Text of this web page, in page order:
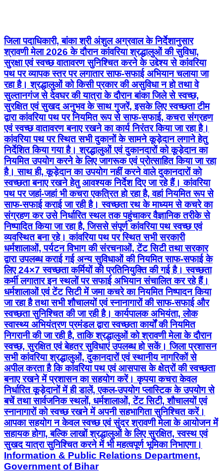
जिला पदाधिकारी, बांका श्री अंशुल अग्रवाल के निर्देशानुसार
श्रावणी मेला 2026 के दौरान कांवरिया श्रद्धालुओं की सुविधा,
सुरक्षा एवं स्वच्छ वातावरण सुनिश्चित करने के उद्देश्य से कांवरिया
पथ पर व्यापक स्तर पर लगातार साफ-सफाई अभियान चलाया जा
रहा है। श्रद्धालुओं को किसी प्रकार की असुविधा न हो तथा वे
सुल्तानगंज से देवघर की यात्रा के दौरान बांका जिले से स्वच्छ,
सुरक्षित एवं सुखद अनुभव के साथ गुजरें, इसके लिए स्वच्छता टीम
द्वारा कांवरिया पथ पर नियमित रूप से साफ-सफाई, कचरा संग्रहण
एवं स्वच्छ वातावरण बनाए रखने का कार्य निरंतर किया जा रहा है।
कांवरिया पथ पर स्थित सभी दुकानों के सामने कूड़ेदान लगाने हेतु
निर्देशित किया गया है। श्रद्धालुओं एवं दुकानदारों को कूड़ेदान का
नियमित उपयोग करने के लिए जागरूक एवं प्रोत्साहित किया जा रहा
है। साथ ही, कूड़ेदान का उपयोग नहीं करने वाले दुकानदारों को
स्वच्छता बनाए रखने हेतु आवश्यक निर्देश दिए जा रहे हैं। कांवरिया
पथ पर जहां-जहां भी कचरा एकत्रित हो रहा है, वहां नियमित रूप से
साफ-सफाई कराई जा रही है। स्वच्छता रथ के माध्यम से कचरे का
संग्रहण कर उसे निर्धारित स्थल तक पहुंचाकर वैज्ञानिक तरीके से
निष्पादित किया जा रहा है, जिससे संपूर्ण कांवरिया पथ स्वच्छ एवं
व्यवस्थित बना रहे। कांवरिया पथ पर स्थित सभी सरकारी
धर्मशालाओं, पर्यटन विभाग की संरचनाओं, टेंट सिटी तथा सरकार
द्वारा उपलब्ध कराई गई अन्य सुविधाओं की नियमित साफ-सफाई के
लिए 24×7 स्वच्छता कर्मियों की प्रतिनियुक्ति की गई है। स्वच्छता
कर्मी लगातार इन स्थलों पर सफाई अभियान संचालित कर रहे हैं।
धर्मशालाओं एवं टेंट सिटी में जमा कचरे का नियमित निष्पादन किया
जा रहा है तथा सभी शौचालयों एवं स्नानागारों की साफ-सफाई और
स्वच्छता सुनिश्चित की जा रही है। कार्यपालक अभियंता, लोक
स्वास्थ्य अभियंत्रण प्रमंडल द्वारा स्वच्छता कार्यों की नियमित
निगरानी की जा रही है, ताकि श्रद्धालुओं को श्रावणी मेला के दौरान
स्वच्छ, सुरक्षित एवं बेहतर सुविधाएं उपलब्ध हो सकें। जिला प्रशासन
सभी कांवरिया श्रद्धालुओं, दुकानदारों एवं स्थानीय नागरिकों से
अपील करता है कि कांवरिया पथ एवं आसपास के क्षेत्रों की स्वच्छता
बनाए रखने में प्रशासन का सहयोग करें। कृपया कचरा केवल
निर्धारित कूड़ेदानों में ही डालें, एकल-उपयोग प्लास्टिक के उपयोग से
बचें तथा सार्वजनिक स्थलों, धर्मशालाओं, टेंट सिटी, शौचालयों एवं
स्नानागारों को स्वच्छ रखने में अपनी सहभागिता सुनिश्चित करें।
आपका सहयोग न केवल स्वच्छ एवं सुंदर श्रावणी मेला के आयोजन में
सहायक होगा, बल्कि लाखों श्रद्धालुओं के लिए सुरक्षित, स्वस्थ एवं
सुखद यात्रा सुनिश्चित करने में भी महत्वपूर्ण भूमिका निभाएगा।
Information & Public Relations Department,
Government of Bihar